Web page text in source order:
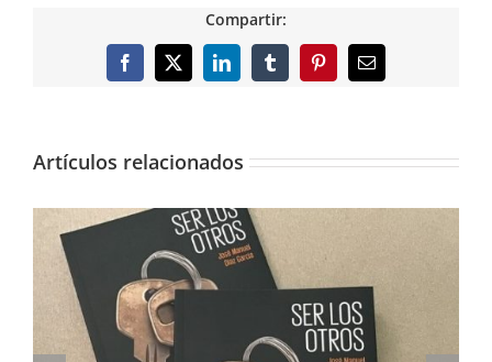
Compartir:
Facebook
X LinkedInTumblrPinterestCorreo
electrónico
Artículos relacionados